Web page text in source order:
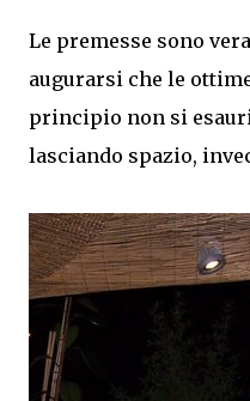
Le premesse sono
augurarsi che le
principio non si
lasciando spazio,